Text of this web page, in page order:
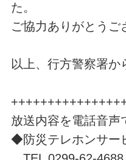
た。
ご協力ありがとうご
以上、行方警察署か
放送内容を電話音声
◆防災テレホンサー